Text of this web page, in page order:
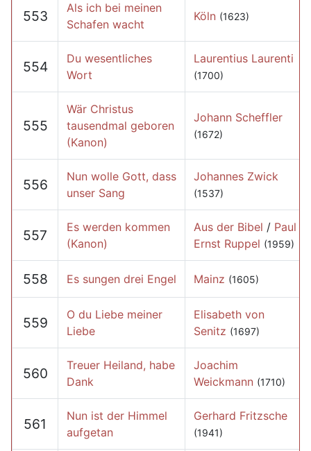
553
Als ich bei meinen
Schafen wacht
Köln (1623)
554
Du wesentliches
Wort
Laurentius Laurenti
(1700)
555
Wär Christus
tausendmal geboren
(Kanon)
Johann Scheffler
(1672)
556
Nun wolle Gott, dass
unser Sang
Johannes Zwick
(1537)
557
Es werden kommen
(Kanon)
Aus der Bibel / Paul
Ernst Ruppel (1959)
558 Es sungen drei Engel Mainz (1605)
559
O du Liebe meiner
Liebe
Elisabeth von
Senitz (1697)
560
Treuer Heiland, habe
Dank
Joachim
Weickmann (1710)
561
Nun ist der Himmel
aufgetan
Gerhard Fritzsche
(1941)